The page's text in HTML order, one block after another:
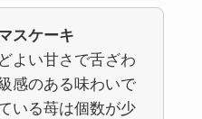
スケーキ
よい甘さで舌ざわ
感のある味わいで
いる苺は個数が少